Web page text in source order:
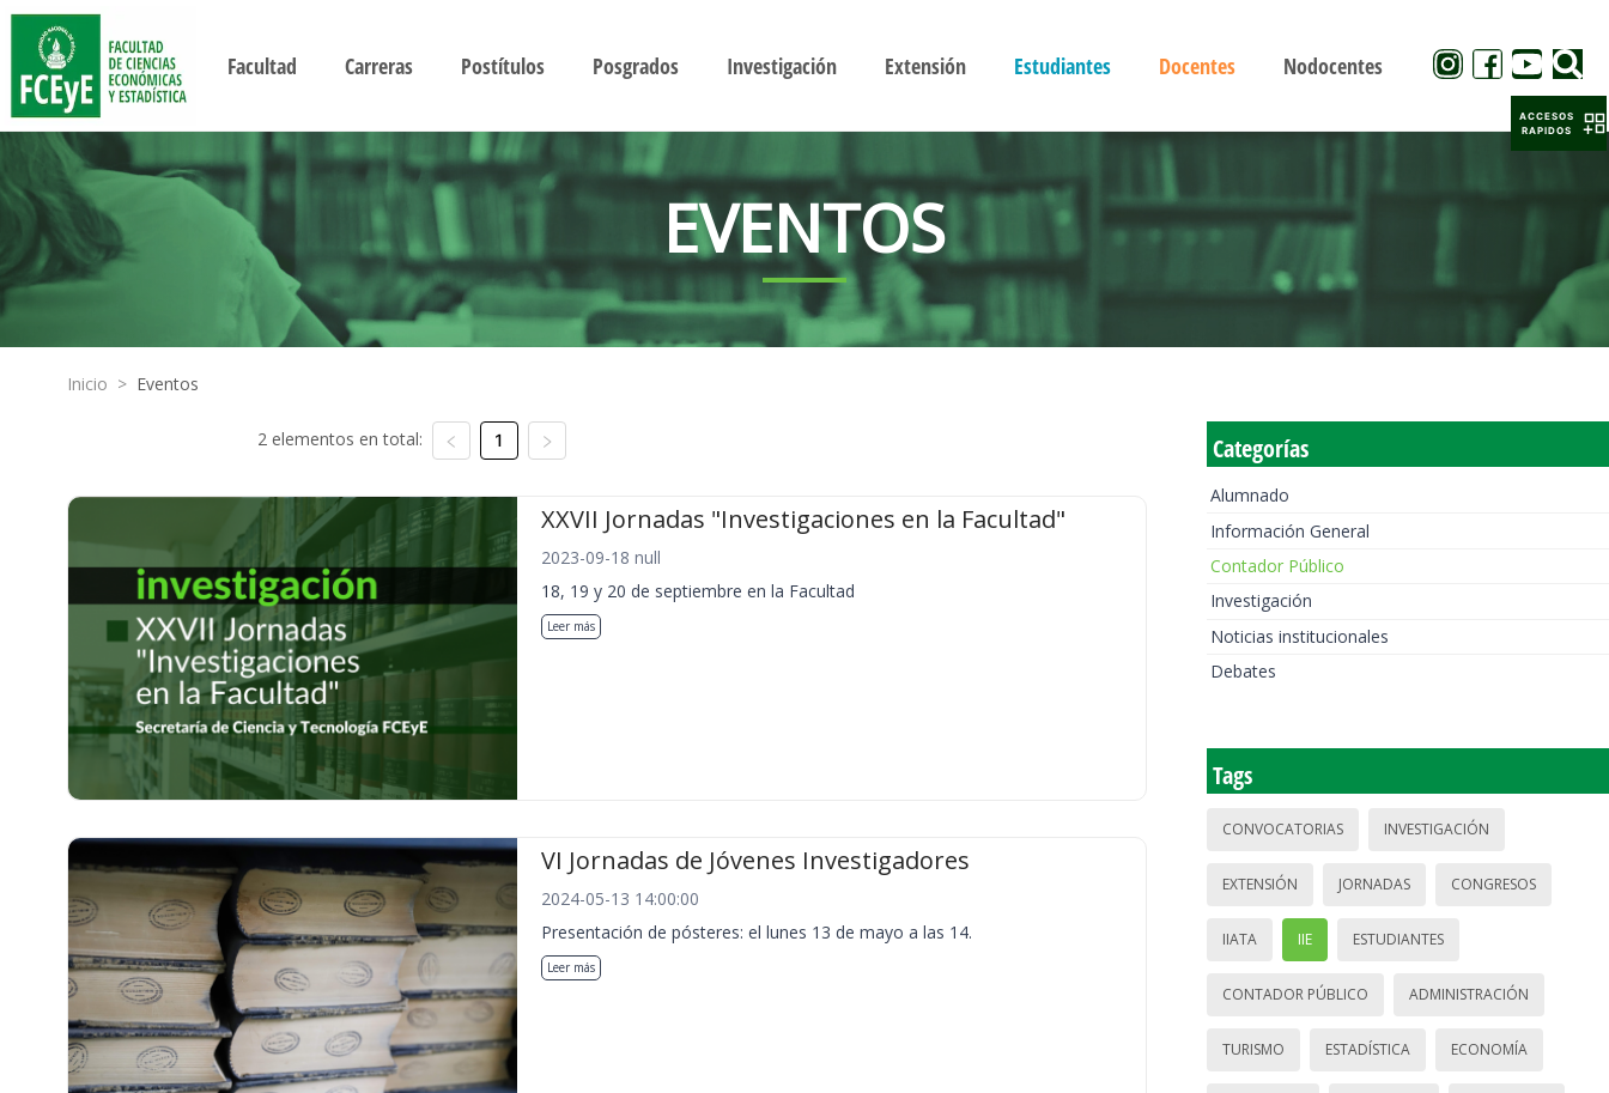
Facultad Carreras Postítulos Posgrados Investigación Extensión Estudiantes Docentes Nodocentes
EVENTOS
Inicio > Eventos
2 elementos en total: 1
XXVII Jornadas "Investigaciones en la Facultad"
2023-09-18 null
18, 19 y 20 de septiembre en la Facultad
Leer más
VI Jornadas de Jóvenes Investigadores
2024-05-13 14:00:00
Presentación de pósteres: el lunes 13 de mayo a las 14.
Leer más
Categorías
Alumnado
Información General
Contador Público
Investigación
Noticias institucionales
Debates
Tags
CONVOCATORIAS INVESTIGACIÓN
EXTENSIÓN JORNADAS CONGRESOS
IIATA IIE ESTUDIANTES
CONTADOR PÚBLICO ADMINISTRACIÓN
TURISMO ESTADÍSTICA ECONOMÍA
ACCESOS
RAPIDOS